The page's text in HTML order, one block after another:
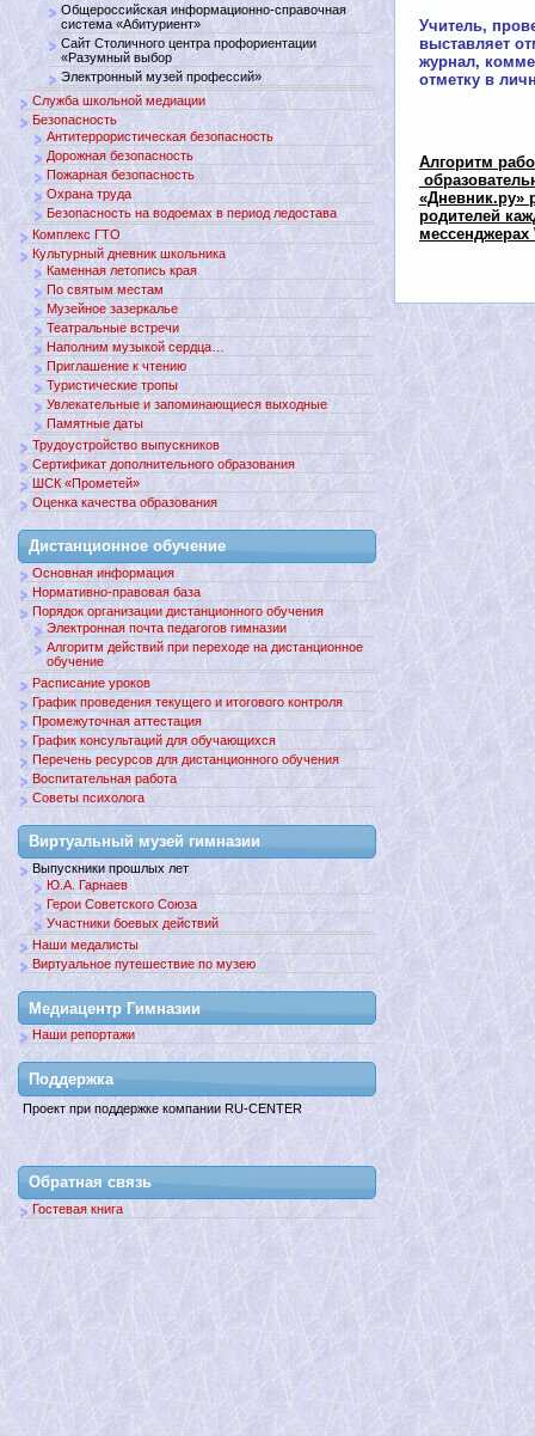
Учитель,
выставляет
журнал,
отметку в
Алгоритм
«Дневник.ру»
родителей
мессенджерах
Общероссийская информационно-справочная
система «Абитуриент»
Сайт Столичного центра профориентации
«Разумный выбор
Электронный музей профессий»
Служба школьной медиации
Безопасность
Антитеррористическая безопасность
Дорожная безопасность
Пожарная безопасность
Охрана труда
Безопасность на водоемах в период ледостава
Комплекс ГТО
Культурный дневник школьника
Каменная летопись края
По святым местам
Музейное зазеркалье
Театральные встречи
Наполним музыкой сердца…
Приглашение к чтению
Туристические тропы
Увлекательные и запоминающиеся выходные
Памятные даты
Трудоустройство выпускников
Сертификат дополнительного образования
ШСК «Прометей»
Оценка качества образования
Дистанционное обучение
Основная информация
Нормативно-правовая база
Порядок организации дистанционного обучения
Электронная почта педагогов гимназии
Алгоритм действий при переходе на дистанционное
обучение
Расписание уроков
График проведения текущего и итогового контроля
Промежуточная аттестация
График консультаций для обучающихся
Перечень ресурсов для дистанционного обучения
Воспитательная работа
Советы психолога
Виртуальный музей гимназии
Выпускники прошлых лет
Ю.А. Гарнаев
Герои Советского Союза
Участники боевых действий
Наши медалисты
Виртуальное путешествие по музею
Медиацентр Гимназии
Наши репортажи
Поддержкa
Проект при поддержке компании RU-CENTER
Обратная связь
Гостевая книга